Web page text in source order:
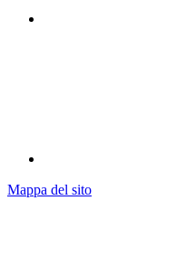
Mappa del sito